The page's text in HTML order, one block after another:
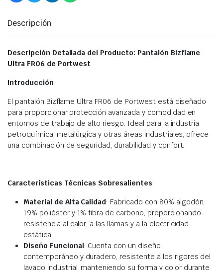
Descripción
Descripción Detallada del Producto: Pantalón Bizflame
Ultra FR06 de Portwest
Introducción
El pantalón Bizflame Ultra FR06 de Portwest está diseñado
para proporcionar protección avanzada y comodidad en
entornos de trabajo de alto riesgo. Ideal para la industria
petroquímica, metalúrgica y otras áreas industriales, ofrece
una combinación de seguridad, durabilidad y confort.
Características Técnicas Sobresalientes
Material de Alta Calidad: Fabricado con 80% algodón,
19% poliéster y 1% fibra de carbono, proporcionando
resistencia al calor, a las llamas y a la electricidad
estática.
Diseño Funcional: Cuenta con un diseño
contemporáneo y duradero, resistente a los rigores del
lavado industrial, manteniendo su forma y color durante